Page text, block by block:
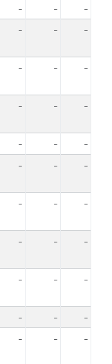
- -
-
- - -
- - -
- - -
- -
-
- - -
- - -
- - -
- - -
- -
-
- - -